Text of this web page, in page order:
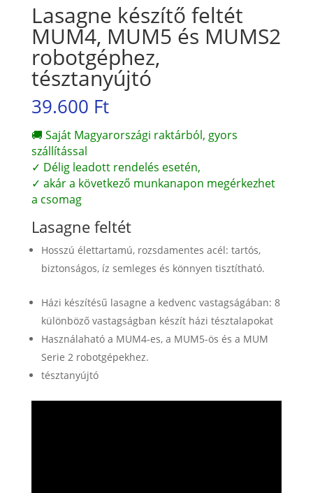
Lasagne készítő feltét
MUM4, MUM5 és MUMS2
robotgéphez,
tésztanyújtó
39.600 Ft
🚚 Saját Magyarországi raktárból, gyors
szállítással
✓ Délig leadott rendelés esetén,
✓ akár a következő munkanapon megérkezhet
a csomag
Lasagne feltét
Hosszú élettartamú, rozsdamentes acél: tartós,
biztonságos, íz semleges és könnyen tisztítható.
Házi készítésű lasagne a kedvenc vastagságában: 8
különböző vastagságban készít házi tésztalapokat
Használaható a MUM4-es, a MUM5-ös és a MUM
Serie 2 robotgépekhez.
tésztanyújtó